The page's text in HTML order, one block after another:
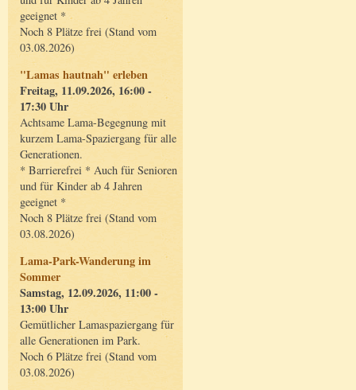
geeignet *
Noch 8 Plätze frei (Stand vom
03.08.2026)
"Lamas hautnah" erleben
Freitag, 11.09.2026, 16:00 -
17:30 Uhr
Achtsame Lama-Begegnung mit
kurzem Lama-Spaziergang für alle
Generationen.
* Barrierefrei * Auch für Senioren
und für Kinder ab 4 Jahren
geeignet *
Noch 8 Plätze frei (Stand vom
03.08.2026)
Lama-Park-Wanderung im
Sommer
Samstag, 12.09.2026, 11:00 -
13:00 Uhr
Gemütlicher Lamaspaziergang für
alle Generationen im Park.
Noch 6 Plätze frei (Stand vom
03.08.2026)